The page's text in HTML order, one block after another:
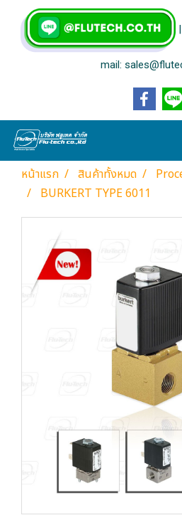
mail:
หน้าแรก สินค้าทั้งหมด
BURKERT TYPE 6011